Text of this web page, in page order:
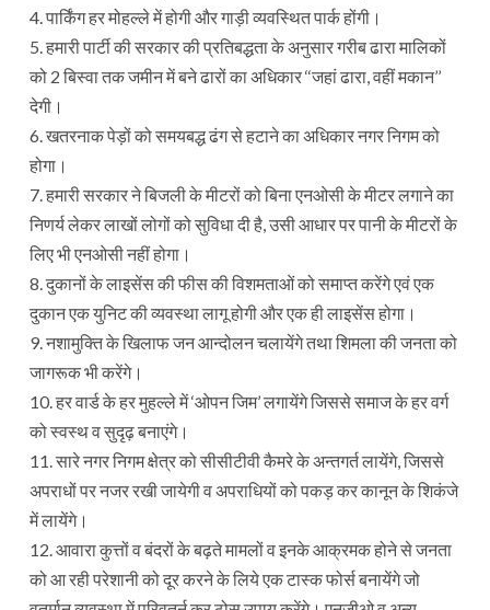
4. पार्किंग हर मोहल्ले में होगी और गाड़ी व्यवस्थित पार्क होंगी।
5. हमारी पार्टी की सरकार की प्रतिबद्धता के अनुसार गरीब ढारा मालिकों
को 2 बिस्वा तक जमीन में बने ढारों का अधिकार ‘‘जहां ढारा, वहीं मकान’’
देगी।
6. खतरनाक पेड़ों को समयबद्ध ढंग से हटाने का अधिकार नगर निगम को
होगा।
7. हमारी सरकार ने बिजली के मीटरों को बिना एनओसी के मीटर लगाने का
निणर्य लेकर लाखों लोगों को सुविधा दी है, उसी आधार पर पानी के मीटरों के
लिए भी एनओसी नहीं होगा।
8. दुकानों के लाइसेंस की फीस की विशमताओं को समाप्त करेंगे एवं एक
दुकान एक युनिट की व्यवस्था लागू होगी और एक ही लाइसेंस होगा।
9. नशामुक्ति के खिलाफ जन आन्दोलन चलायेंगे तथा शिमला की जनता को
जागरूक भी करेंगे।
10. हर वार्ड के हर मुहल्ले में ‘ओपन जिम’ लगायेंगे जिससे समाज के हर वर्ग
को स्वस्थ व सुदृढ़ बनाएंगे।
11. सारे नगर निगम क्षेत्र को सीसीटीवी कैमरे के अन्तगर्त लायेंगे, जिससे
अपराधों पर नजर रखी जायेगी व अपराधियों को पकड़ कर कानून के शिकंजे
में लायेंगे।
12. आवारा कुत्तों व बंदरों के बढ़ते मामलों व इनके आक्रमक होने से जनता
को आ रही परेशानी को दूर करने के लिये एक टास्क फोर्स बनायेंगे जो